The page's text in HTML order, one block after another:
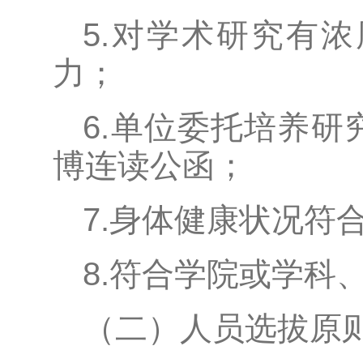
5.对学术研究有
力；
6.单位委托培养研
博连读公函；
7.身体健康状况符
8.符合学院或学科
（二）人员选拔原